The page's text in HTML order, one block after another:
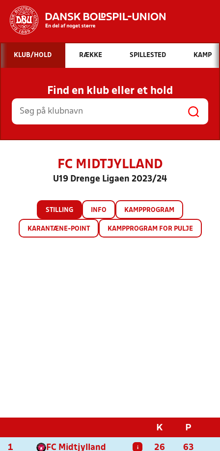
Hvad vil du søge efter?
INDHOLD OG NYHEDER
STILLINGER, RESULTATER, KLUBBER OG
HOLD
KLUB/HOLD RÆKKE SPILLESTED KAMP
Find en klub eller et hold
FC MIDTJYLLAND
U19 Drenge Ligaen 2023/24
STILLING INFO KAMPPROGRAM
KARANTÆNE-POINT KAMPPROGRAM FOR PULJE
K P
1 FC Midtjylland i 26 63